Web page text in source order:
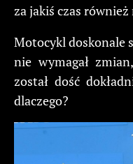
za jakiś czas
Motocykl doskonale
nie wymagał
został dość
dlaczego?